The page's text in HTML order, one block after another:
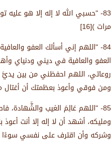
83- "حسبي الله لا إله إلا هو
مرات )[16]
84- "اللهم إني أسألك العفو
العفو والعافية في ديني ودنياي
روعاتي، اللهم احفظني من بين
ومن فوقي وأعوذ بعظمتك أن أغتال
85- "اللهم عَالِمَ الغيب
ومليكه، أشهد أن لا إله إلا أنت
وشركه وأن اقترف على نفسي سوءًا